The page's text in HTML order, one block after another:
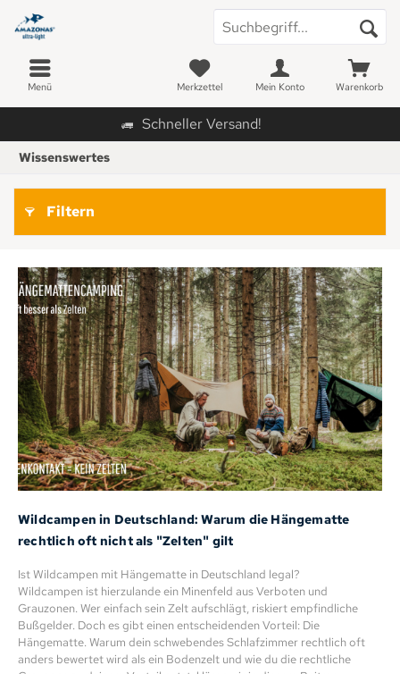
Schneller Versand!
Menü Warenkorb
Merkzettel Mein Konto
Wissenswertes
Filtern
Wildcampen in Deutschland: Warum die Hängematte
rechtlich oft nicht als "Zelten" gilt
Ist Wildcampen mit Hängematte in Deutschland legal?
Wildcampen ist hierzulande ein Minenfeld aus Verboten und
Grauzonen. Wer einfach sein Zelt aufschlägt, riskiert empfindliche
Bußgelder. Doch es gibt einen entscheidenden Vorteil: Die
Hängematte. Warum dein schwebendes Schlafzimmer rechtlich oft
anders bewertet wird als ein Bodenzelt und wie du die rechtliche